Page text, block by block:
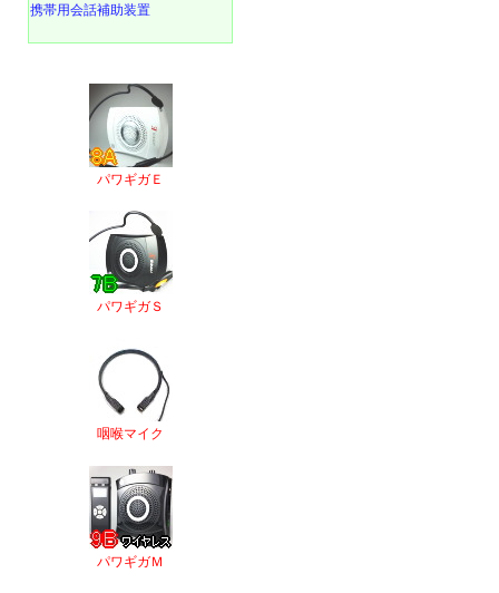
携帯用会話補助装置
パワギガＥ
パワギガＳ
咽喉マイク
パワギガＭ